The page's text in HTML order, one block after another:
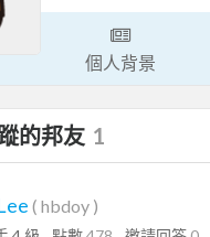
個人背景
的邦友 1
( hbdoy )